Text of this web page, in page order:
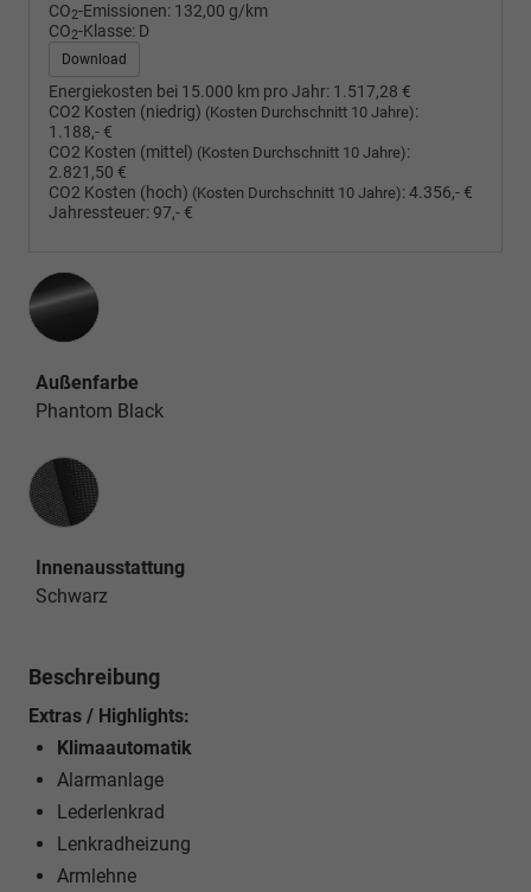
CO2-Emissionen: 132,00 g/km
CO2-Klasse: D
Download
Energiekosten bei 15.000 km pro Jahr: 1.517,28 €
CO2 Kosten (niedrig) (Kosten Durchschnitt 10 Jahre):
1.188,- €
CO2 Kosten (mittel) (Kosten Durchschnitt 10 Jahre):
2.821,50 €
CO2 Kosten (hoch) (Kosten Durchschnitt 10 Jahre):4.356,- €
Jahressteuer: 97,- €
Außenfarbe
Phantom Black
Innenausstattung
Innenausstattung
Schwarz
Beschreibung
Extras / Highlights:
Klimaautomatik
Alarmanlage
Lederlenkrad
Lenkradheizung
Armlehne